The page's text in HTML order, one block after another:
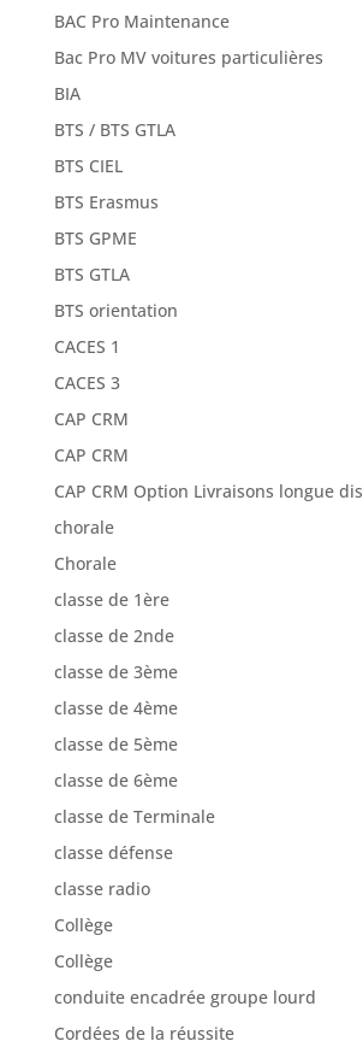
BAC Pro Maintenance
Bac Pro MV voitures particulières
BIA
BTS / BTS GTLA
BTS CIEL
BTS Erasmus
BTS GPME
BTS GTLA
BTS orientation
CACES 1
CACES 3
CAP CRM
CAP CRM
CAP CRM Option Livraisons longue
chorale
Chorale
classe de 1ère
classe de 2nde
classe de 3ème
classe de 4ème
classe de 5ème
classe de 6ème
classe de Terminale
classe défense
classe radio
Collège
Collège
conduite encadrée groupe lourd
Cordées de la réussite